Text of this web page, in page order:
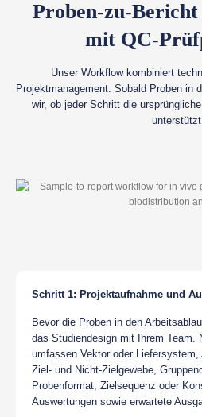
Proben-zu-
mit QC-
Unser Workflow kombiniert
Projektmanagement. Sobald Proben in
wir, ob jeder Schritt die
Schritt 1: Projektaufnahme und
Bevor die Proben in den
das Studiendesign mit Ihrem Team.
umfassen Vektor oder Liefersystem,
Ziel- und Nicht-Zielgewebe,
Probenformat, Zielsequenz oder
Auswertungen sowie erwartete